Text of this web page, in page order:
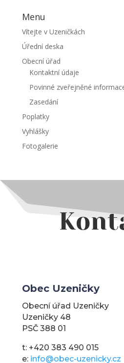
Menu
Vítejte v Uzeničkách
Úřední deska
Obecní úřad
Kontaktní údaje
Povinné zveřejněné
Zasedání
Poplatky
Vyhlášky
Fotogalerie
Obec Uzeničky
Obecní úřad Uzeničky
Uzeničky 48
PSČ 388 01
t: +420 383 490 015
e: info@obec-uzenicky.cz